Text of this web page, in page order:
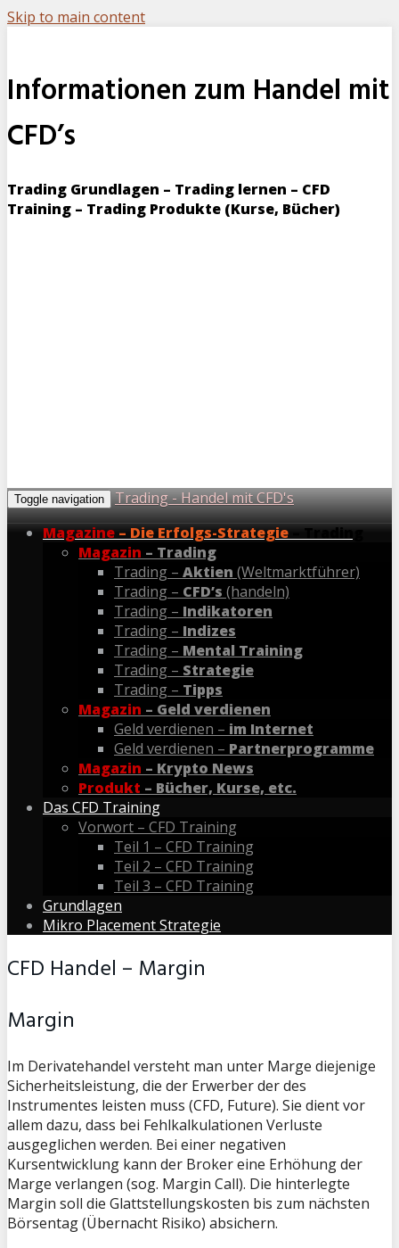
Skip to main content
Informationen zum Handel mit
CFD’s
Trading Grundlagen – Trading lernen – CFD
Training – Trading Produkte (Kurse, Bücher)
Toggle navigation
Trading - Handel mit CFD's
Magazine – Die Erfolgs-Strategie – Trading
Magazin – Trading
Trading – Aktien (Weltmarktführer)
Trading – CFD’s (handeln)
Trading – Indikatoren
Trading – Indizes
Trading – Mental Training
Trading – Strategie
Trading – Tipps
Magazin – Geld verdienen
Geld verdienen – im Internet
Geld verdienen – Partnerprogramme
Magazin – Krypto News
Produkt – Bücher, Kurse, etc.
Das CFD Training
Vorwort – CFD Training
Teil 1 – CFD Training
Teil 2 – CFD Training
Teil 3 – CFD Training
Grundlagen
Mikro Placement Strategie
CFD Handel – Margin
Margin
Im Derivatehandel versteht man unter Marge diejenige
Sicherheitsleistung, die der Erwerber der des
Instrumentes leisten muss (CFD, Future). Sie dient vor
allem dazu, dass bei Fehlkalkulationen Verluste
ausgeglichen werden. Bei einer negativen
Kursentwicklung kann der Broker eine Erhöhung der
Marge verlangen (sog. Margin Call). Die hinterlegte
Margin soll die Glattstellungskosten bis zum nächsten
Börsentag (Übernacht Risiko) absichern.